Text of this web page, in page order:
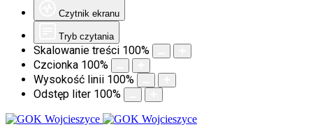
Czytnik ekranu
Tryb czytania
Skalowanie treści 100%
Czcionka 100%
Wysokość linii 100%
Odstęp liter 100%